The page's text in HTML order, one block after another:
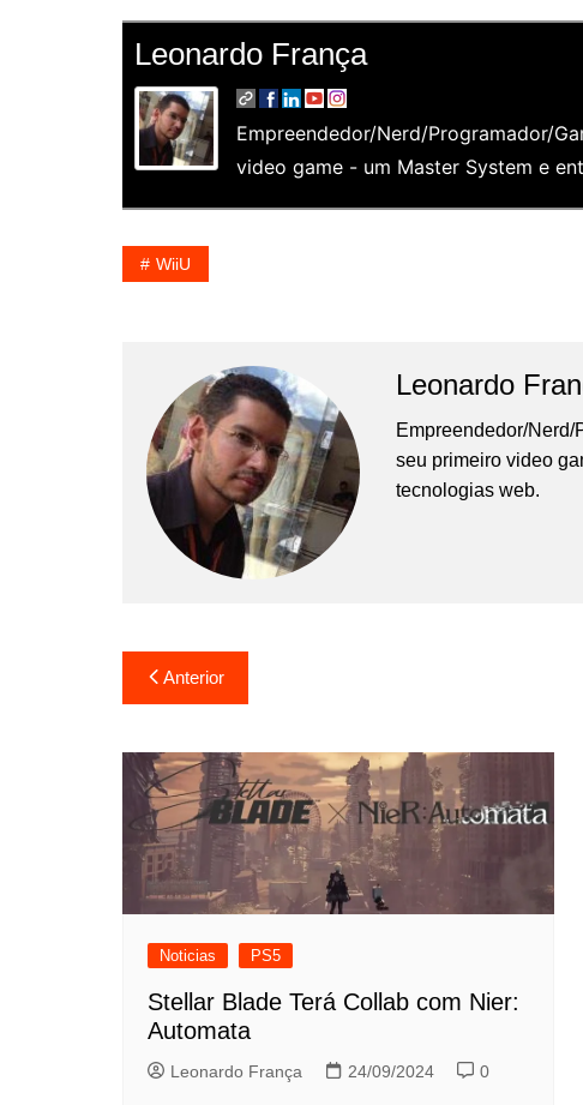
Leonardo França
Empreendedor/Nerd/Programador/
video game - um Master System e
WiiU
Leonardo
Empreendedor/Nerd/
seu primeiro video
tecnologias web.
Navegação
de
Post
Anterior
Noticias PS5
Stellar Blade Terá Collab com Nier:
Automata
Leonardo França 24/09/2024 0